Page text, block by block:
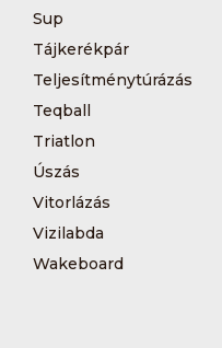
Sup
Tájkerékpár
Teljesítménytúrázás
Teqball
Triatlon
Úszás
Vitorlázás
Vizilabda
Wakeboard